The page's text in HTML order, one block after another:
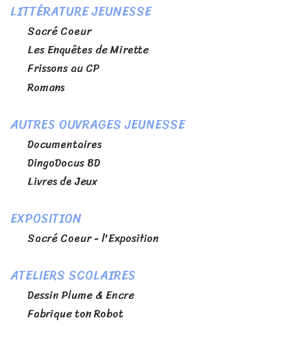
LITTÉRATURE JEUNESSE
Sacré Coeur
Les Enquêtes de Mirette
Frissons au CP
Romans
AUTRES OUVRAGES JEUNESSE
Documentaires
DingoDocus BD
Livres de Jeux
EXPOSITION
Sacré Coeur - l'Exposition
ATELIERS SCOLAIRES
Dessin Plume & Encre
Fabrique ton Robot